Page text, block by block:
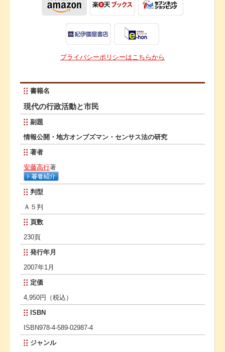
プライバシーポリシーはこちらから
書籍名
現代の行政活動と市民
副題
情報公開・地方オンブズマン・センサス法の研究
著者
安藤高行著
判型
Ａ５判
頁数
230頁
発行年月
2007年1月
定価
4,950円（税込）
ISBN
ISBN978-4-589-02987-4
ジャンル